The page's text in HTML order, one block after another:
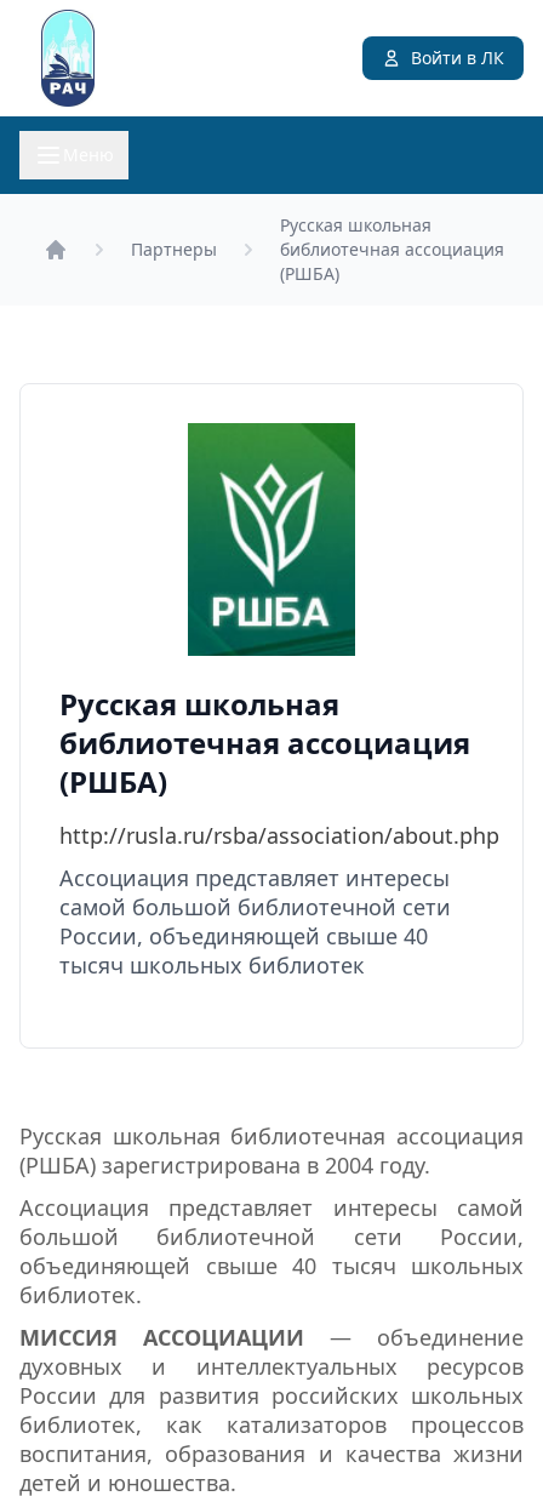
Войти в ЛК
Партнеры
Русская школьная
библиотечная ассоциация
(РШБА)
Русская школьная
библиотечная ассоциация
(РШБА)
http://rusla.ru/rsba/association/about.php
Ассоциация представляет интересы
самой большой библиотечной сети
России, объединяющей свыше 40
тысяч школьных библиотек
Русская школьная библиотечная ассоциация
(РШБА) зарегистрирована в 2004 году.
Ассоциация представляет интересы самой
большой библиотечной сети России,
объединяющей свыше 40 тысяч школьных
библиотек.
МИССИЯ АССОЦИАЦИИ — объединение
духовных и интеллектуальных ресурсов
России для развития российских школьных
библиотек, как катализаторов процессов
воспитания, образования и качества жизни
детей и юношества.